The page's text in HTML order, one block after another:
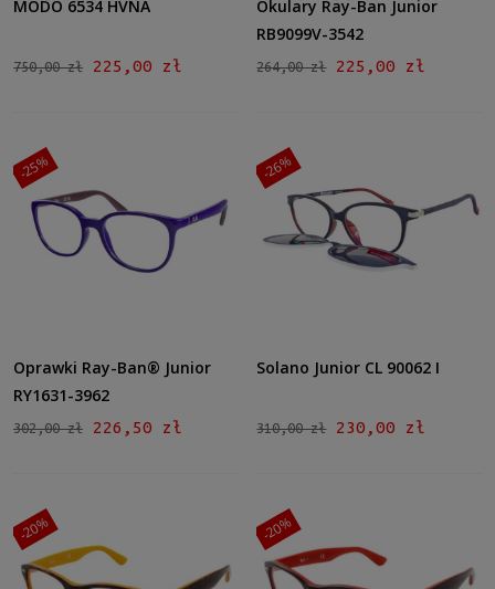
MODO 6534 HVNA
750,00 zł 225,00 zł
Okulary Ray-Ban Junior
RB9099V-3542
264,00 zł 225,00 zł
Oprawki Ray-Ban® Junior
RY1631-3962
302,00 zł 226,50 zł
-25%
Solano Junior CL 90062 I
310,00 zł 230,00 zł
-26%
-20% -20%